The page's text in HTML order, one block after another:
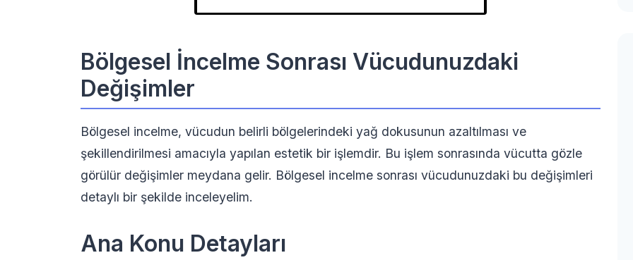
Bölgesel İncelme Sonrası Vücudunuzdaki
Değişimler
Bölgesel incelme, vücudun belirli bölgelerindeki yağ dokusunun azaltılması ve
şekillendirilmesi amacıyla yapılan estetik bir işlemdir. Bu işlem sonrasında vücutta gözle
görülür değişimler meydana gelir. Bölgesel incelme sonrası vücudunuzdaki bu değişimleri
detaylı bir şekilde inceleyelim.
Ana Konu Detayları